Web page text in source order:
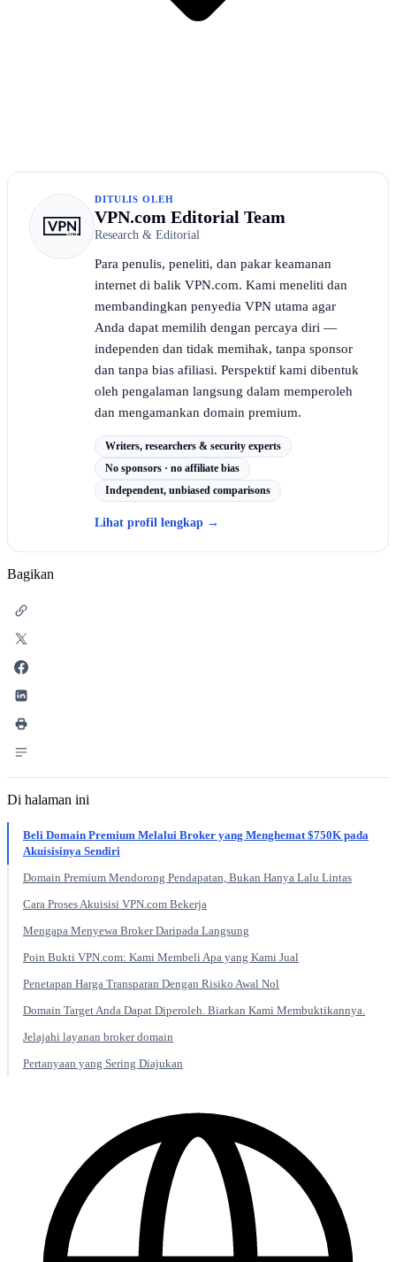
DITULIS OLEH
VPN.com Editorial Team
Research & Editorial
Para penulis, peneliti, dan pakar keamanan
internet di balik VPN.com. Kami meneliti dan
membandingkan penyedia VPN utama agar
Anda dapat memilih dengan percaya diri —
independen dan tidak memihak, tanpa sponsor
dan tanpa bias afiliasi. Perspektif kami dibentuk
oleh pengalaman langsung dalam memperoleh
dan mengamankan domain premium.
Writers, researchers & security experts
No sponsors · no affiliate bias
Independent, unbiased comparisons
Lihat profil lengkap →
Bagikan
Di halaman ini
Beli Domain Premium Melalui Broker yang Menghemat $750K pada
Akuisisinya Sendiri
Domain Premium Mendorong Pendapatan, Bukan Hanya Lalu Lintas
Cara Proses Akuisisi VPN.com Bekerja
Mengapa Menyewa Broker Daripada Langsung
Poin Bukti VPN.com: Kami Membeli Apa yang Kami Jual
Penetapan Harga Transparan Dengan Risiko Awal Nol
Domain Target Anda Dapat Diperoleh. Biarkan Kami Membuktikannya.
Jelajahi layanan broker domain
Pertanyaan yang Sering Diajukan